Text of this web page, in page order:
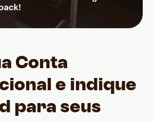
Conta
e indique
para seus